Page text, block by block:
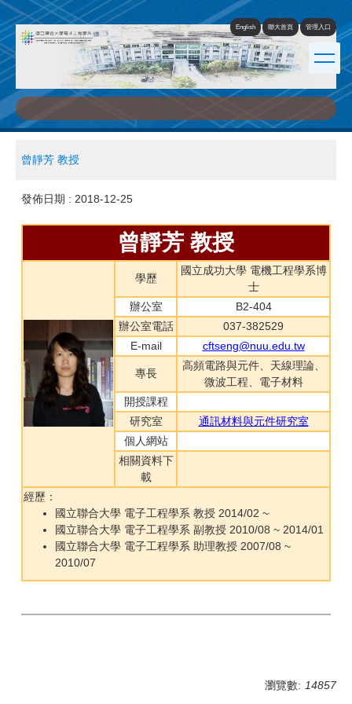
跳
到
主
要
內
容
區
English 聯大首頁 管理入口
曾靜芳 教授
發佈日期 : 2018-12-25
曾靜芳 教授
學歷
國立成功大學 電機工程學系博
士
辦公室
B2-404
辦公室電話
037-382529
E-mail
cftseng@nuu.edu.tw
專長
高頻電路與元件、天線理論、
微波工程、電子材料
開授課程
研究室
通訊材料與元件研究室
個人網站
相關資料下
載
經歷：
國立聯合大學 電子工程學系 教授 2014/02 ~
國立聯合大學 電子工程學系 副教授 2010/08 ~ 2014/01
國立聯合大學 電子工程學系 助理教授 2007/08 ~
2010/07
瀏覽數: 14857